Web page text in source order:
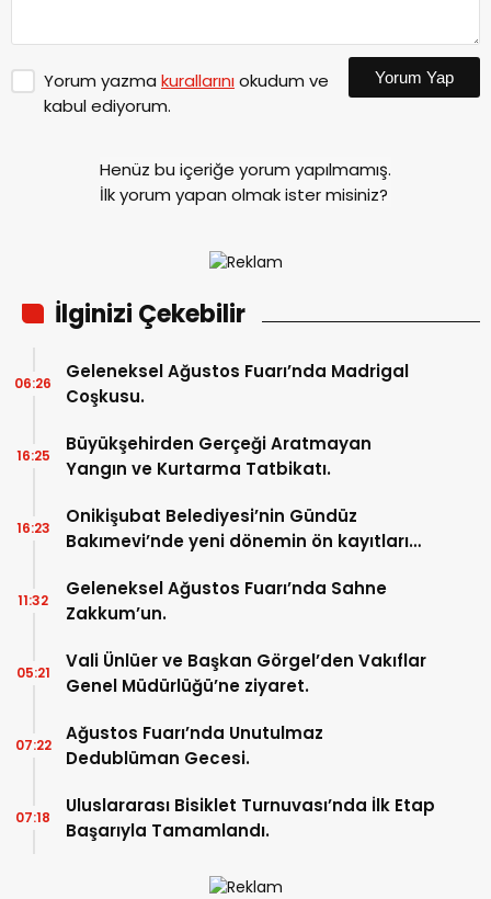
Yorum yazma kurallarınıokudum ve
kabul ediyorum.
Yorum Yap
Henüz bu içeriğe yorum yapılmamış.
İlk yorum yapan olmak ister misiniz?
İlginizi Çekebilir
Geleneksel Ağustos Fuarı’nda Madrigal
Coşkusu.
06:26
Büyükşehirden Gerçeği Aratmayan
Yangın ve Kurtarma Tatbikatı.
16:25
Onikişubat Belediyesi’nin Gündüz
Bakımevi’nde yeni dönemin ön kayıtları
16:23
Geleneksel Ağustos Fuarı’nda Sahne
Zakkum’un.
11:32
Vali Ünlüer ve Başkan Görgel’den Vakıflar
Genel Müdürlüğü’ne ziyaret.
05:21
Ağustos Fuarı’nda Unutulmaz
Dedublüman Gecesi.
07:22
Uluslararası Bisiklet Turnuvası’nda İlk Etap
Başarıyla Tamamlandı.
07:18